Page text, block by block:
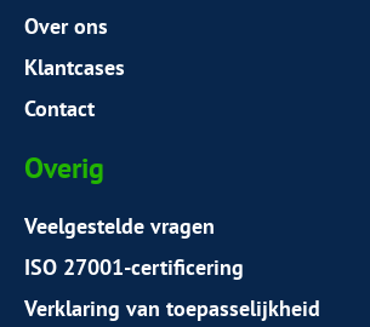
Over ons
Klantcases
Contact
Overig
Veelgestelde vragen
ISO 27001-certificering
Verklaring van toepasselijkheid